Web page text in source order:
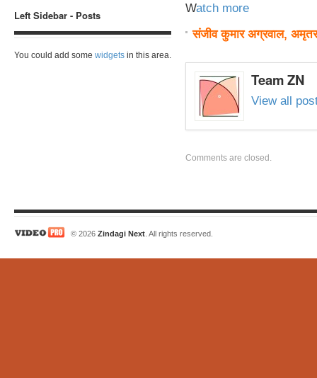
Left Sidebar - Posts
You could add some widgets in this area.
Watch more
संजीव कुमार अग्रवाल,
Team ZN
View all
Comments are closed.
© 2026 Zindagi Next . All rights reserved.